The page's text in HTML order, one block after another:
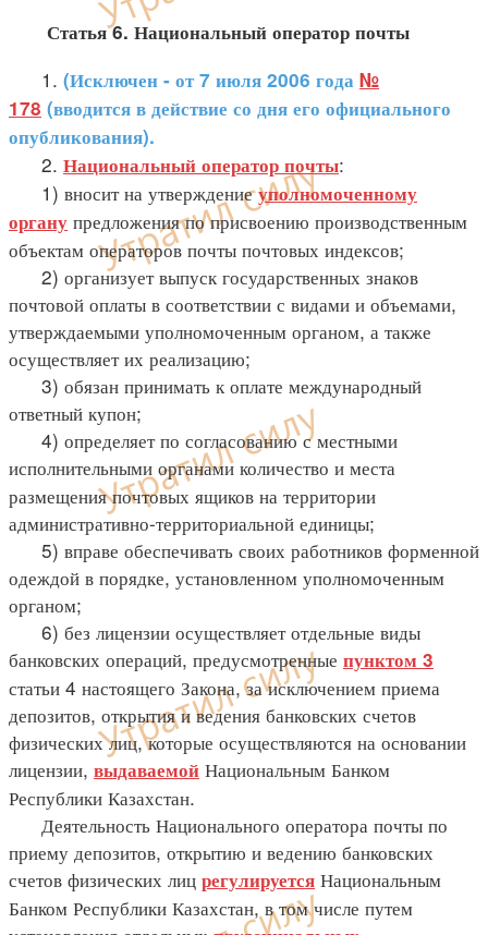
Статья 6. Национальный оператор почты
1. (Исключен - от 7 июля 2006 года №
178 (вводится в действие со дня его официального
опубликования).
2. Национальный оператор почты:
1) вносит на утверждениеуполномоченному
органу предложения по присвоению производственным
объектам операторов почты почтовых индексов;
2) организует выпуск государственных знаков
почтовой оплаты в соответствии с видами и объемами,
утверждаемыми уполномоченным органом, а также
осуществляет их реализацию;
3) обязан принимать к оплате международный
ответный купон;
4) определяет по согласованию с местными
исполнительными органами количество и места
размещения почтовых ящиков на территории
административно-территориальной единицы;
5) вправе обеспечивать своих работников форменной
одеждой в порядке, установленном уполномоченным
органом;
6) без лицензии осуществляет отдельные виды
банковских операций, предусмотренные пунктом 3
статьи 4 настоящего Закона, за исключением приема
депозитов, открытия и ведения банковских счетов
физических лиц, которые осуществляются на основании
лицензии, выдаваемой Национальным Банком
Республики Казахстан.
Деятельность Национального оператора почты по
приему депозитов, открытию и ведению банковских
счетов физических лиц регулируется Национальным
Банком Республики Казахстан, в том числе путем